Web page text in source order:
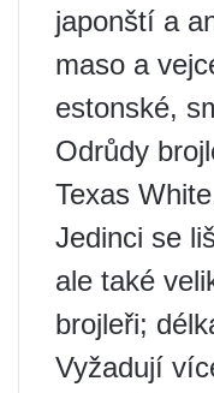
japonští a
maso a
estonské,
Odrůdy
Texas
Jedinci se
ale také
brojleři;
Vyžadují